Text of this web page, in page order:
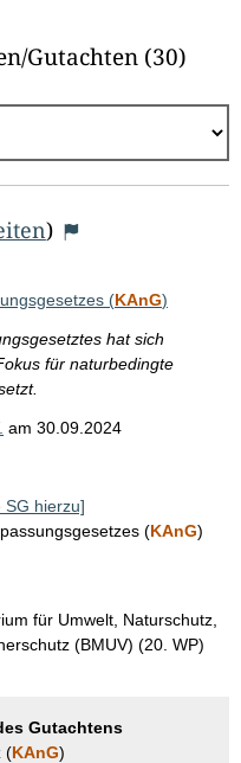
h
⁠Gutachten (30)
)
(KAnG)
hat sich
für naturbedingte
am 30.09.2024
SG hierzu]
(KAnG)
für Umwelt, Naturschutz,
(BMUV) (20. WP)
Gutachtens
(KAnG)